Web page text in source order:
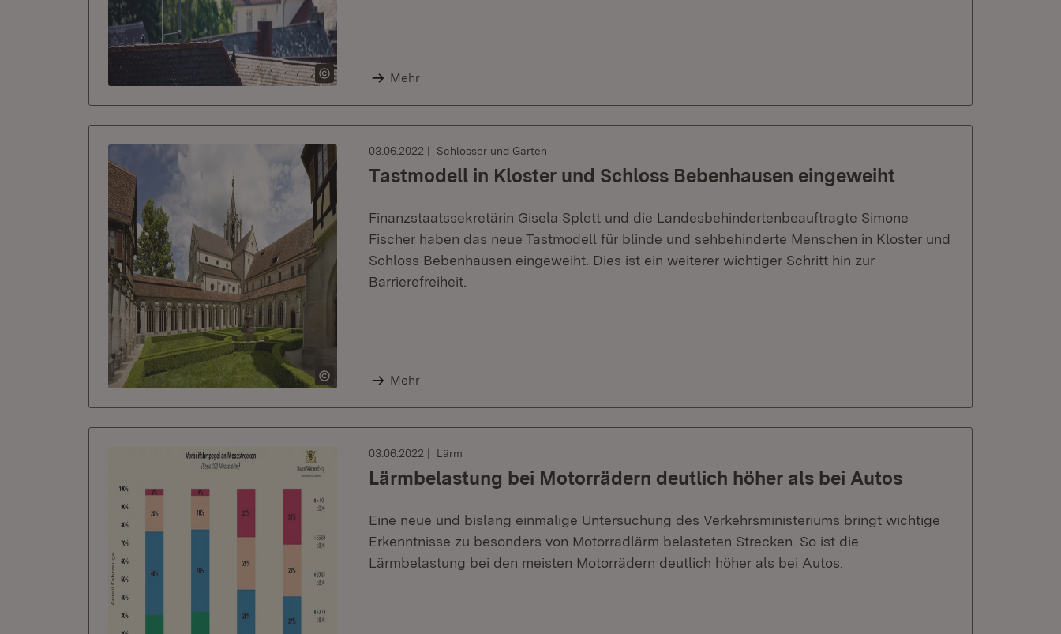
Mehr
03.06.2022 Schlösser und Gärten
Tastmodell in Kloster und Schloss Bebenhausen eingeweiht
Finanzstaatssekretärin Gisela Splett und die Landesbehindertenbeauftragte Simone
Fischer haben das neue Tastmodell für blinde und sehbehinderte Menschen in Kloster und
Schloss Bebenhausen eingeweiht. Dies ist ein weiterer wichtiger Schritt hin zur
Barrierefreiheit.
Mehr
03.06.2022 Lärm
Lärmbelastung bei Motorrädern deutlich höher als bei Autos
Eine neue und bislang einmalige Untersuchung des Verkehrsministeriums bringt wichtige
Erkenntnisse zu besonders von Motorradlärm belasteten Strecken. So ist die
Lärmbelastung bei den meisten Motorrädern deutlich höher als bei Autos.